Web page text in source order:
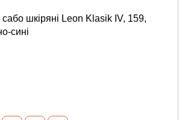
сабо шкіряні Leon Klasik IV, 159,
сині